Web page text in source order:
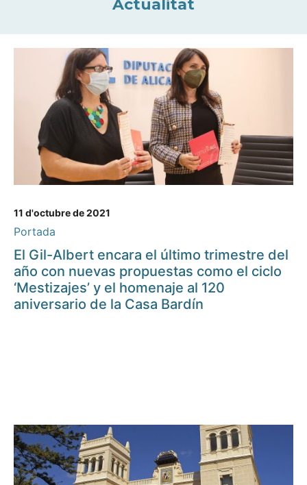
Actualitat
11 d'octubre de 2021
Portada
El Gil-Albert encara el último trimestre del
año con nuevas propuestas como el ciclo
‘Mestizajes’ y el homenaje al 120
aniversario de la Casa Bardín